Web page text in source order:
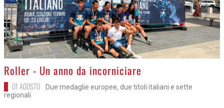
>
Roller - Un anno da incorniciare
01 AGOSTO
Due medaglie europee, due titoli italiani e sette
regionali